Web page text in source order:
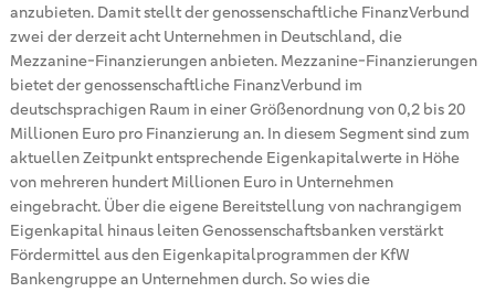
anzubieten. Damit stellt der genossenschaftliche FinanzVerbund
zwei der derzeit acht Unternehmen in Deutschland, die
Mezzanine-Finanzierungen anbieten. Mezzanine-Finanzierungen
bietet der genossenschaftliche FinanzVerbund im
deutschsprachigen Raum in einer Größenordnung von 0,2 bis 20
Millionen Euro pro Finanzierung an. In diesem Segment sind zum
aktuellen Zeitpunkt entsprechende Eigenkapitalwerte in Höhe
von mehreren hundert Millionen Euro in Unternehmen
eingebracht. Über die eigene Bereitstellung von nachrangigem
Eigenkapital hinaus leiten Genossenschaftsbanken verstärkt
Fördermittel aus den Eigenkapitalprogrammen der KfW
Bankengruppe an Unternehmen durch. So wies die